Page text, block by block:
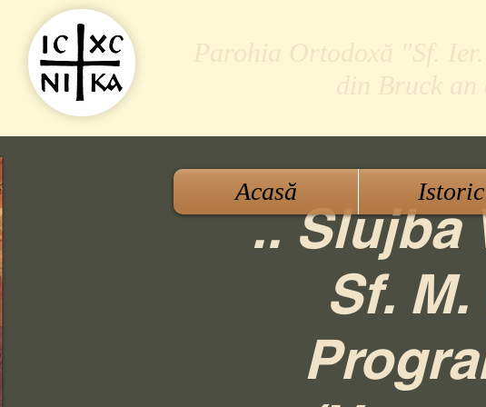
.. Slujba
Sf.
Acasă Istoric